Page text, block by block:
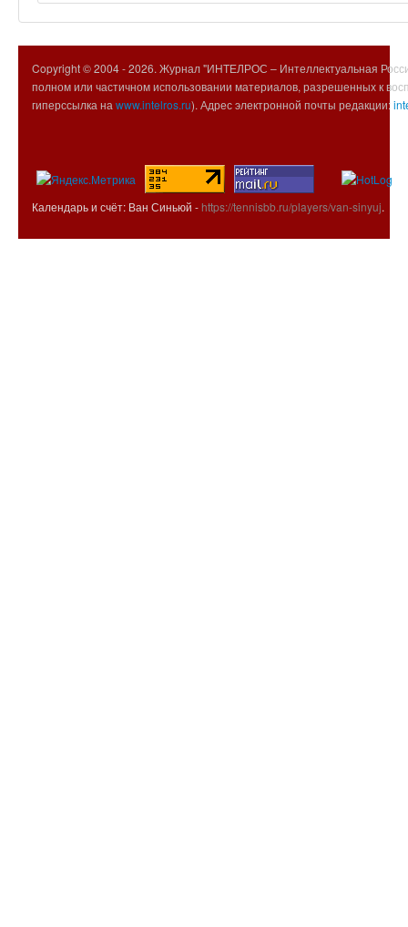
Copyright © 2004 -2026. Журнал "ИНТЕЛРОС – Интеллектуальная
полном или частичном использовании материалов, разрешенных к
гиперссылка на www.intelros.ru). Адрес электронной почты редакции:
Календарь и счёт: Ван Синьюй - https://tennisbb.ru/players/van-sinyuj.